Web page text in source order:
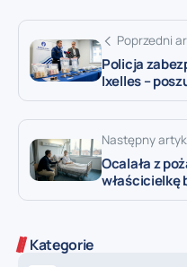
Poprzedni
Policja
Ixelles –
Następny
Ocalała z
właścicielkę
Kategorie